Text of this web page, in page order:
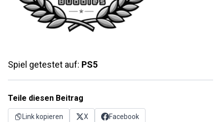
Spiel getestet auf: PS5
Teile diesen Beitrag
Link kopieren X Facebook